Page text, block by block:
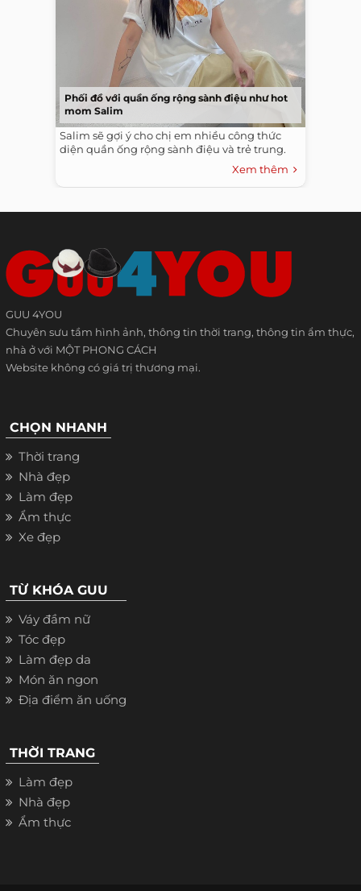
Phối đồ với quần ống rộng sành điệu như hot
mom Salim
Salim sẽ gợi ý cho chị em nhiều công thức
diện quần ống rộng sành điệu và trẻ trung.
Xem thêm
GUU 4YOU
Chuyên sưu tầm hình ảnh, thông tin thời trang, thông tin ẩm thực,
nhà ở với MỘT PHONG CÁCH
Website không có giá trị thương mại.
CHỌN NHANH
Thời trang
Nhà đẹp
Làm đẹp
Ẩm thực
Xe đẹp
TỪ KHÓA GUU
Váy đầm nữ
Tóc đẹp
Làm đẹp da
Món ăn ngon
Địa điểm ăn uống
THỜI TRANG
Làm đẹp
Nhà đẹp
Ẩm thực